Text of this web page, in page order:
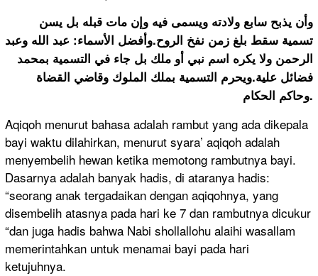
وأن يذبح سابع ولادته ويسمى فيه وإن مات قبله بل يسن
تسمية سقط بلغ زمن نفخ الروح.وأفضل الأسماء: عبد الله وعبد
الرحمن ولا يكره اسم نبي أو ملك بل جاء في التسمية بمحمد
فضائل علية.ويحرم التسمية بملك الملوك وقاضي القضاة
وحاكم الحكام.
Aqiqoh menurut bahasa adalah rambut yang ada dikepala
bayi waktu dilahirkan, menurut syara’ aqiqoh adalah
menyembelih hewan ketika memotong rambutnya bayi.
Dasarnya adalah banyak hadis, di ataranya hadis:
“seorang anak tergadaikan dengan aqiqohnya, yang
disembelih atasnya pada hari ke 7 dan rambutnya dicukur
“dan juga hadis bahwa Nabi shollallohu alaihi wasallam
memerintahkan untuk menamai bayi pada hari
ketujuhnya.